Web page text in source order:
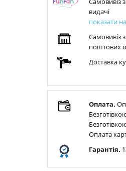
видачі
показати
Самовивіз
поштових
Доставка
Оплата.
Оплата
Гарантія.